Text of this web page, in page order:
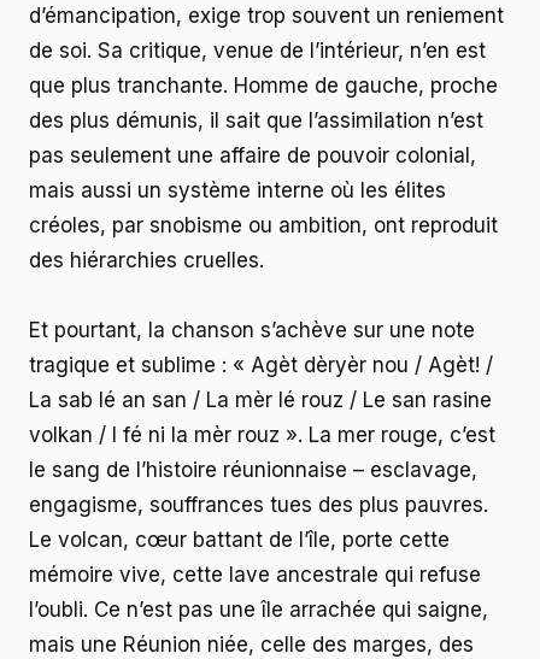
d’émancipation, exige trop souvent un reniement
de soi. Sa critique, venue de l’intérieur, n’en est
que plus tranchante. Homme de gauche, proche
des plus démunis, il sait que l’assimilation n’est
pas seulement une affaire de pouvoir colonial,
mais aussi un système interne où les élites
créoles, par snobisme ou ambition, ont reproduit
des hiérarchies cruelles.
Et pourtant, la chanson s’achève sur une note
tragique et sublime : « Agèt dèryèr nou / Agèt! /
La sab lé an san / La mèr lé rouz / Le san rasine
volkan / I fé ni la mèr rouz ». La mer rouge, c’est
le sang de l’histoire réunionnaise – esclavage,
engagisme, souffrances tues des plus pauvres.
Le volcan, cœur battant de l’île, porte cette
mémoire vive, cette lave ancestrale qui refuse
l’oubli. Ce n’est pas une île arrachée qui saigne,
mais une Réunion niée, celle des marges, des